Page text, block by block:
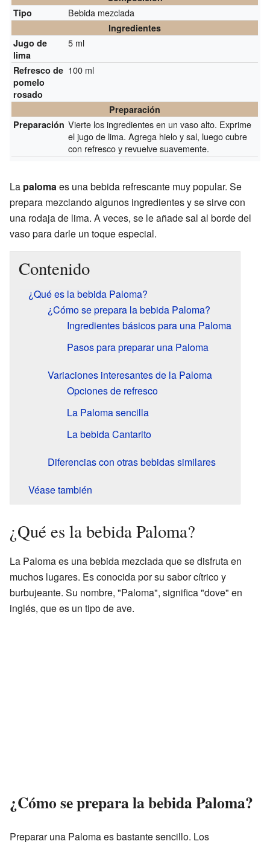
Tipo
Bebida mezclada
Ingredientes
Jugo de
lima
5 ml
Refresco de
pomelo
rosado
100 ml
Preparación
Preparación Vierte los ingredientes en un vaso alto. Exprime
el jugo de lima. Agrega hielo y sal, luego cubre
con refresco y revuelve suavemente.
La palomaes una bebida refrescante muy popular. Se
prepara mezclando algunos ingredientes y se sirve con
una rodaja de lima. A veces, se le añade sal al borde del
vaso para darle un toque especial.
Contenido
¿Qué es la bebida Paloma?
¿Cómo se prepara la bebida Paloma?
Ingredientes básicos para una Paloma
Pasos para preparar una Paloma
Variaciones interesantes de la Paloma
Opciones de refresco
La Paloma sencilla
La bebida Cantarito
Diferencias con otras bebidas similares
Véase también
¿Qué es la bebida Paloma?
La Paloma es una bebida mezclada que se disfruta en
muchos lugares. Es conocida por su sabor cítrico y
burbujeante. Su nombre, "Paloma", significa "dove" en
inglés, que es un tipo de ave.
¿Cómo se prepara la bebida Paloma?
Preparar una Paloma es bastante sencillo. Los